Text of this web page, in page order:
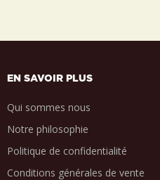
EN SAVOIR PLUS
Qui sommes nous
Notre philosophie
Politique de confidentialité
Conditions générales de vente